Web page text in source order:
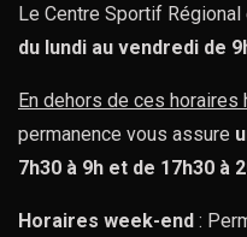
Le Centre Sportif
du lundi au vendredi de
En dehors de ces horaires
permanence vous assure
7h30 à 9h et de 17h30 à
Horaires week-end :